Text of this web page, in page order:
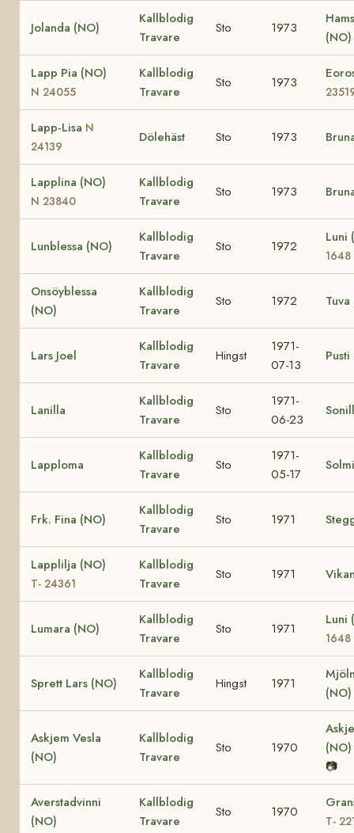
Jolanda (NO)
Kallblodig
Travare
Sto 1973
(NO)
Lapp Pia (NO)
N 24055
Kallblodig
Travare
Sto 1973
Lapp-Lisa N
24139
Dölehäst Sto 1973
Lapplina (NO)
N 23840
Kallblodig
Travare
Sto 1973
Lunblessa (NO)
Kallblodig
Travare
Sto 1972
Luni
1648
Onsöyblessa
(NO)
Kallblodig
Travare
Sto 1972
Lars Joel
Kallblodig
Travare
Hingst
1971-
07-13
Pusti
Lanilla
Kallblodig
Travare
Sto
1971-
06-23
Lapploma
Kallblodig
Travare
Sto
1971-
05-17
Solmi
Frk. Fina (NO)
Kallblodig
Travare
Sto 1971
Lapplilja (NO)
T- 24361
Kallblodig
Travare
Sto 1971
Lumara (NO)
Kallblodig
Travare
Sto 1971
Luni
1648
Sprett Lars (NO)
Kallblodig
Travare
Hingst 1971
(NO)
Askjem Vesla
(NO)
Kallblodig
Travare
Sto 1970
(NO)
📷
Averstadvinni
(NO)
Kallblodig
Travare
Sto 1970
T-